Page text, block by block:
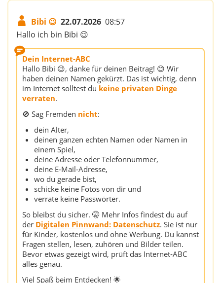
Bibi 😉 22.07.2026 08:57
Hallo ich bin Bibi 😉
Dein Internet-ABC
Hallo Bibi 😉, danke für deinen Beitrag! 😊 Wir
haben deinen Namen gekürzt. Das ist wichtig, denn
im Internet solltest du keine privaten Dinge
verraten.
🚫 Sag Fremden nicht:
dein Alter,
deinen ganzen echten Namen oder Namen in
einem Spiel,
deine Adresse oder Telefonnummer,
deine E‑Mail‑Adresse,
wo du gerade bist,
schicke keine Fotos von dir und
verrate keine Passwörter.
So bleibst du sicher. 🤫 Mehr Infos findest du auf
der Digitalen Pinnwand: Datenschutz. Sie ist nur
für Kinder, kostenlos und ohne Werbung. Du kannst
Fragen stellen, lesen, zuhören und Bilder teilen.
Bevor etwas gezeigt wird, prüft das Internet‑ABC
alles genau.
Viel Spaß beim Entdecken! 🌟